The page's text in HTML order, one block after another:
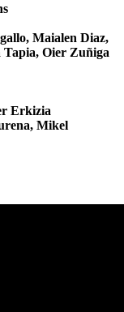
Maialen Diaz,
Oier Zuñiga
Erkizia
Mikel